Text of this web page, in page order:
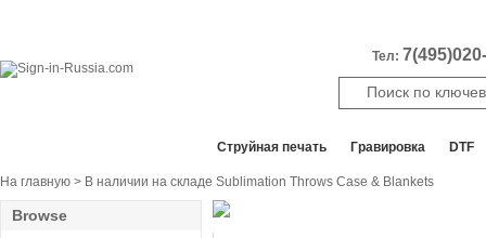
Тел:
Cтруйная печать Гравировка DTF
На главную > В наличии на складе Sublimation Throws Case & Blankets
Browse